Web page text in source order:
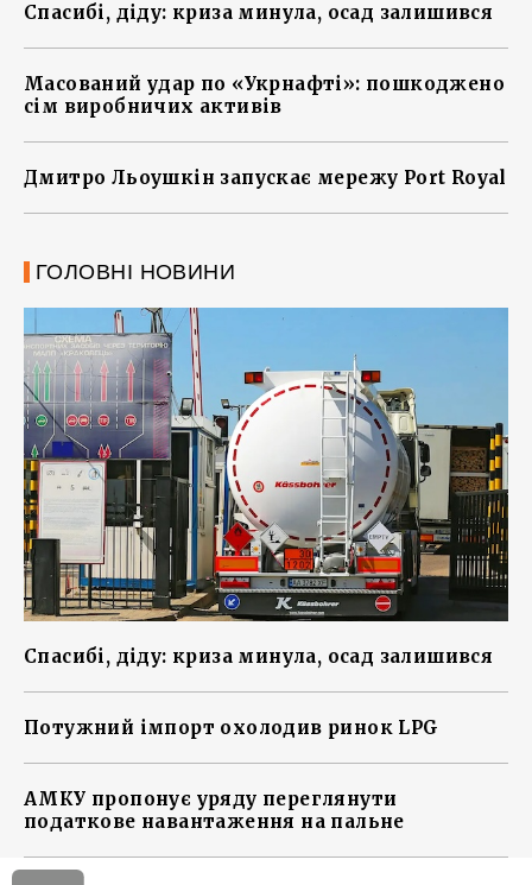
Спасибі, діду: криза минула, осад залишився
Масований удар по «Укрнафті»: пошкоджено
сім виробничих активів
Дмитро Льоушкін запускає мережу Port Royal
ГОЛОВНІ НОВИНИ
Спасибі, діду: криза минула, осад залишився
Потужний імпорт охолодив ринок LPG
АМКУ пропонує уряду переглянути
податкове навантаження на пальне